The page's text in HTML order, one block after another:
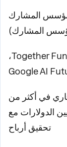
المشارك
المشارك)
المستثمرون: Accel Partners، وTogether Fund،
تجاري في أكثر من
الدولارات مع
تحقيق أرباح